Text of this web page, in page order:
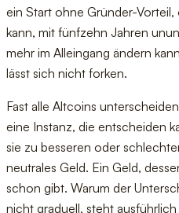
ein Start ohne Gründer-
kann, mit fünfzehn Jahren
mehr im Alleingang ändern
lässt sich nicht forken.
Fast alle Altcoins
eine Instanz, die entscheiden
sie zu besseren oder
neutrales Geld. Ein Geld,
schon gibt. Warum der
nicht graduell, steht